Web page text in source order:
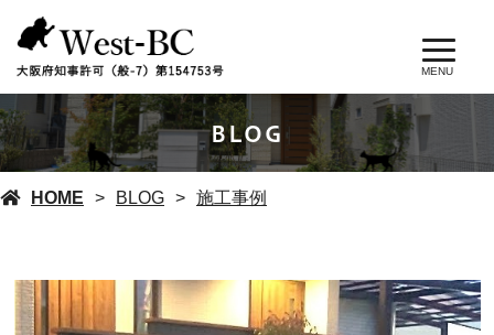
MENU
BLOG
HOME BLOG 施工事例